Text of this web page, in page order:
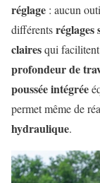
réglage : aucun
différentsréglages
clairesqui
profondeur de
poussée intégrée
permet même de
hydraulique.